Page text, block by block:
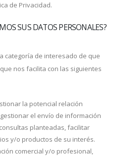
de Privacidad.
SUS DATOS PERSONALES?
categoría de interesado de que
nos facilita con las siguientes
la potencial relación
el envío de información
planteadas, facilitar
y/o productos de su interés.
comercial y/o profesional,